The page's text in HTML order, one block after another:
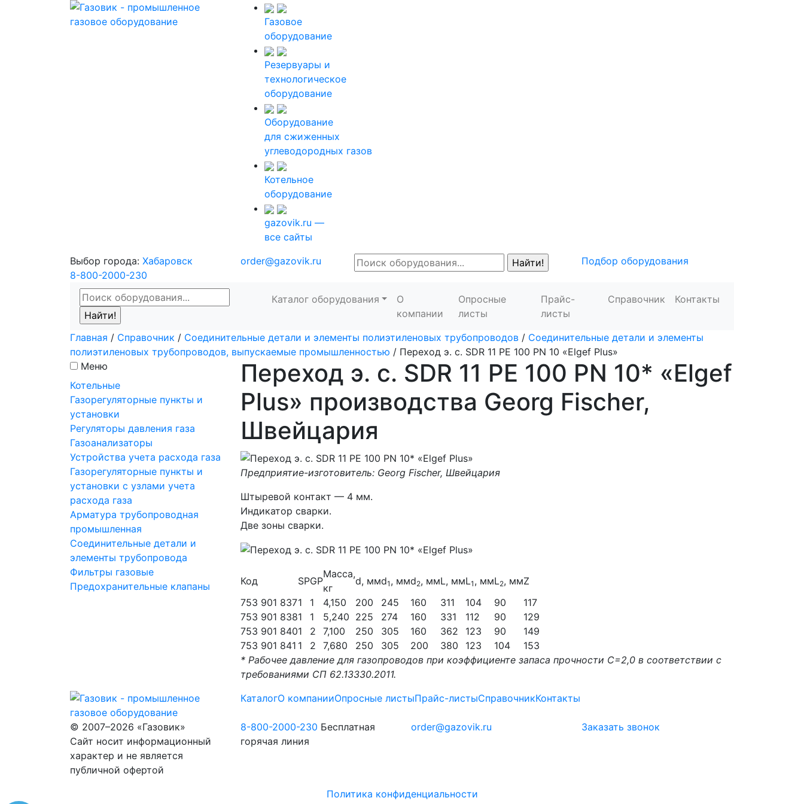
Газовое
оборудование
Резервуары и
технологическое
оборудование
Оборудование
для сжиженных
углеводородных газов
Котельное
оборудование
gazovik.ru —
все сайты
Выбор города: Хабаровск
8-800-2000-230
order@gazovik.ru Подбор оборудования
Каталог оборудования
О
компании
Опросные
листы
Прайс-
листы
Справочник Контакты
Главная / Справочник / Соединительные детали и элементы полиэтиленовых трубопроводов / Соединительные детали и элементы
полиэтиленовых трубопроводов, выпускаемые промышленностью / Переход э. с. SDR 11 PE 100 PN 10 «Elgef Plus»
Меню
Котельные
Газорегуляторные пункты и
установки
Регуляторы давления газа
Газоанализаторы
Устройства учета расхода газа
Газорегуляторные пункты и
установки с узлами учета
расхода газа
Арматура трубопроводная
промышленная
Соединительные детали и
элементы трубопровода
Фильтры газовые
Предохранительные клапаны
Переход э. с. SDR 11 PE 100 PN 10* «Elgef
Plus» производства Georg Fischer,
Швейцария
Предприятие-изготовитель: Georg Fischer, Швейцария
Штыревой контакт — 4 мм.
Индикатор сварки.
Две зоны сварки.
Код SPGP
Масса,
кг
d, ммd1 , ммd2, ммL, ммL1 , ммL2, ммZ
753 901 837
753 901 838
753 901 840
753 901 841
1
1
1
1
1
1
2
2
4,150
5,240
7,100
7,680
200
225
250
250
245
274
305
305
160
160
160
200
311
331
362
380
104
112
123
123
90
90
90
104
117
129
149
153
* Рабочее давление для газопроводов при коэффициенте запаса прочности С=2,0 в соответствии с
требованиями СП 62.13330.2011.
КаталогО компанииОпросные листыПрайс-листыСправочникКонтакты
© 2007–2026 «Газовик»
Сайт носит информационный
характер и не является
публичной офертой
8-800-2000-230 Бесплатная
горячая линия
order@gazovik.ru Заказать звонок
Политика конфиденциальности